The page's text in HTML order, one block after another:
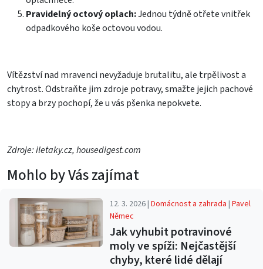
Pravidelný octový oplach:Jednou týdně otřete vnitřek
odpadkového koše octovou vodou.
Vítězství nad mravenci nevyžaduje brutalitu, ale trpělivost a
chytrost. Odstraňte jim zdroje potravy, smažte jejich pachové
stopy a brzy pochopí, že u vás pšenka nepokvete.
Zdroje: iletaky.cz, housedigest.com
Mohlo by Vás zajímat
12. 3. 2026 |Domácnost a zahrada |Pavel
Němec
Jak vyhubit potravinové
moly ve spíži: Nejčastější
chyby, které lidé dělají